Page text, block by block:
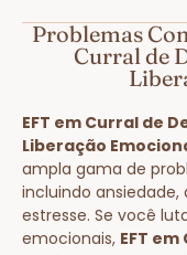
Problemas
Curral de
EFT em Curral de
Liberação
ampla gama de
incluindo ansiedade,
estresse. Se você
emocionais, EFT